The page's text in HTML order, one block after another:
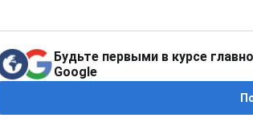
Будьте первыми в курсе
Google